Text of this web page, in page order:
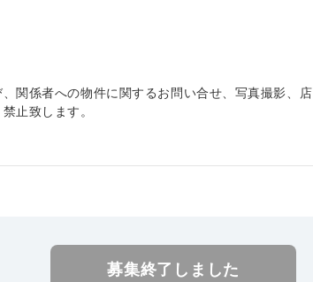
関係者への物件に関するお問い合せ、写真撮影、店
禁止致します。
募集終了しました